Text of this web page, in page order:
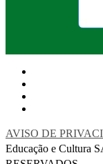
AVISO DE
Educação e Cultura